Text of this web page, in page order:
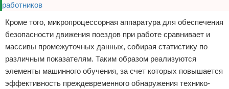
Кроме того, микропроцессорная аппаратура для обеспечения
безопасности движения поездов при работе сравнивает и
массивы промежуточных данных, собирая статистику по
различным показателям. Таким образом реализуются
элементы машинного обучения, за счет которых повышается
эффективность преждевременного обнаружения технико-